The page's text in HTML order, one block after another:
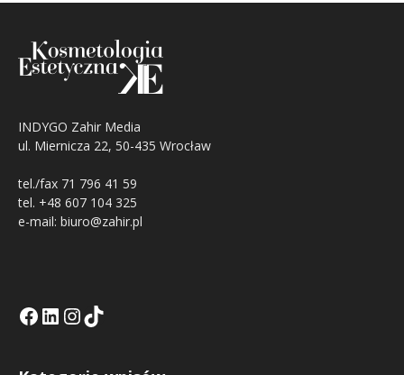
INDYGO Zahir Media
ul. Miernicza 22, 50-435 Wrocław
tel./fax 71 796 41 59
tel. +48 607 104 325
e-mail: biuro@zahir.pl
Facebook
LinkedIn
Tik Tok KEInstagramm KE